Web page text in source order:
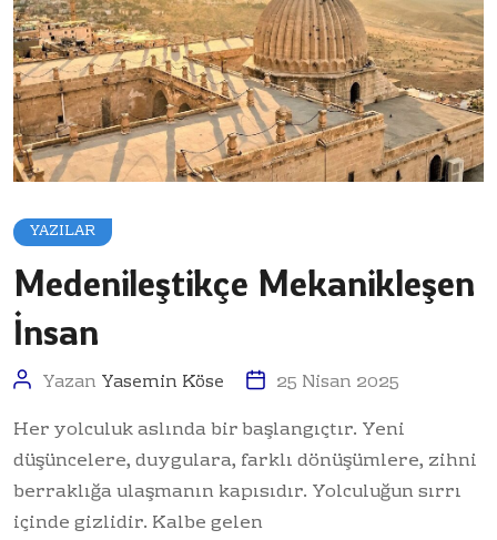
YAZILAR
Medenileştikçe Mekanikleşen
İnsan
Yazan Yasemin Köse 25 Nisan 2025
Her yolculuk aslında bir başlangıçtır. Yeni
düşüncelere, duygulara, farklı dönüşümlere, zihni
berraklığa ulaşmanın kapısıdır. Yolculuğun sırrı
içinde gizlidir. Kalbe gelen